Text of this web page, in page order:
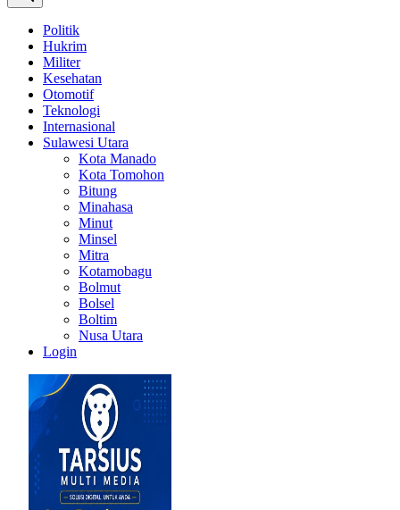
Politik
Hukrim
Militer
Kesehatan
Otomotif
Teknologi
Internasional
Sulawesi Utara
Kota Manado
Kota Tomohon
Bitung
Minahasa
Minut
Minsel
Mitra
Kotamobagu
Bolmut
Bolsel
Boltim
Nusa Utara
Login